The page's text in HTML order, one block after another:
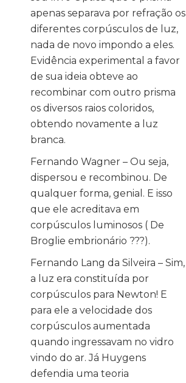
apenas separava por refração os
diferentes corpúsculos de luz,
nada de novo impondo a eles.
Evidência experimental a favor
de sua ideia obteve ao
recombinar com outro prisma
os diversos raios coloridos,
obtendo novamente a luz
branca.
Fernando Wagner – Ou seja,
dispersou e recombinou. De
qualquer forma, genial. E isso
que ele acreditava em
corpúsculos luminosos ( De
Broglie embrionário ???).
Fernando Lang da Silveira – Sim,
a luz era constituída por
corpúsculos para Newton! E
para ele a velocidade dos
corpúsculos aumentada
quando ingressavam no vidro
vindo do ar. Já Huygens
defendia uma teoria